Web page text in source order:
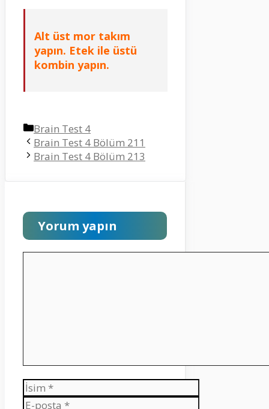
Alt üst mor takım
yapın. Etek ile üstü
kombin yapın.
Kategoriler
Brain Test 4
Brain Test 4 Bölüm 211
Brain Test 4 Bölüm 213
Yorum yapın
İsim
E-